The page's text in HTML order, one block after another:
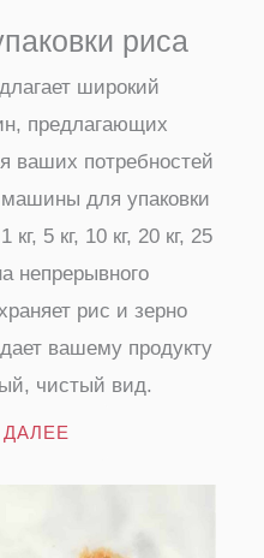
риса
широкий
предлагающих
ваших потребностей
для упаковки
5 кг, 10 кг, 20 кг, 25
непрерывного
рис и зерно
вашему продукту
чистый вид.